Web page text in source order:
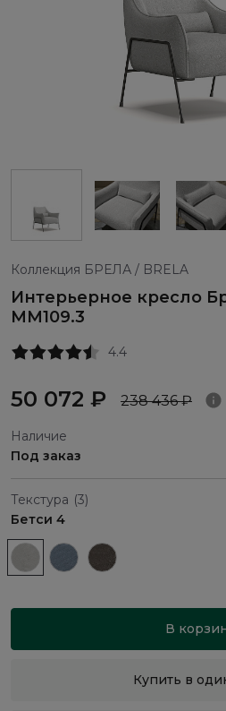
Коллекция БРЕЛА / BRELA
Интерьерное кресло
ММ109.3
4.4
50 072 ₽ 238 436 ₽
Наличие
Под заказ
Текстура (3)
Бетси 4
В
Купить в